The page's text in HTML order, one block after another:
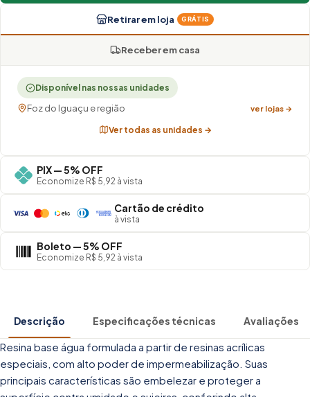
Retirar em loja GRÁTIS
Receber em casa
Disponível nas nossas unidades
Foz do Iguaçu e região ver lojas →
Ver todas as unidades →
PIX — 5% OFF
Economize R$ 5,92 à vista
Cartão de crédito
à vista
Boleto — 5% OFF
Economize R$ 5,92 à vista
Descrição Especificações técnicas Avaliações
Resina base água formulada a partir de resinas acrílicas
especiais, com alto poder de impermeabilização. Suas
principais características são embelezar e proteger a